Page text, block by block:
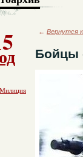
Милиция
← Вернутся
Бойцы